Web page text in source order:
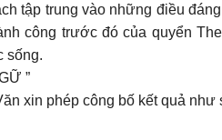
tập trung vào những điều
công trước đó của quyển
sống.
”
xin phép công bố kết quả như